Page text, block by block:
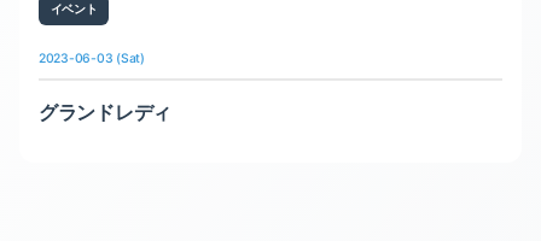
イベント
2023-06-03 (Sat)
グランドレディ